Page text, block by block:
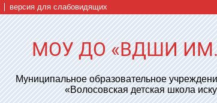
версия для слабовидящих
МОУ ДО «ВДШИ ИМ.
Муниципальное образовательное
«Волосовская детская школа